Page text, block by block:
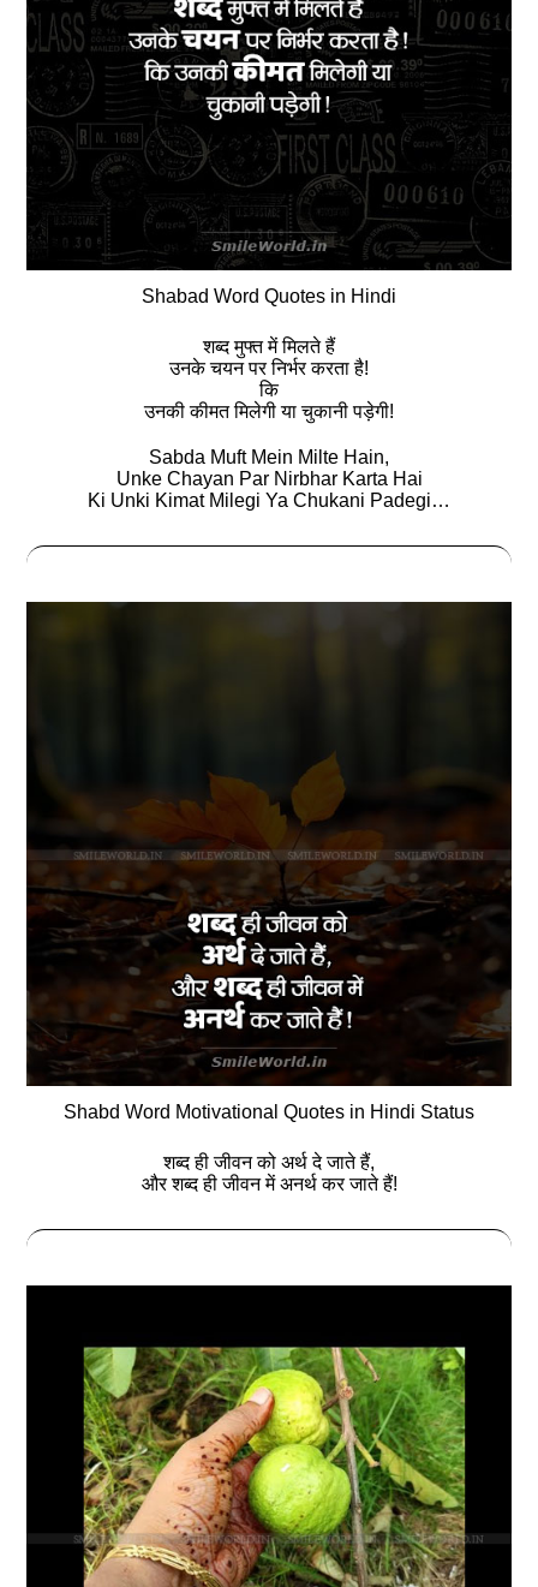
Shabad Word Quotes in Hindi
शब्द मुफ्त में मिलते हैं
उनके चयन पर निर्भर करता है!
कि
उनकी कीमत मिलेगी या चुकानी पड़ेगी!
Sabda Muft Mein Milte Hain,
Unke Chayan Par Nirbhar Karta Hai
Ki Unki Kimat Milegi Ya Chukani Padegi…
Shabd Word Motivational Quotes in Hindi Status
शब्द ही जीवन को अर्थ दे जाते हैं,
और शब्द ही जीवन में अनर्थ कर जाते हैं!